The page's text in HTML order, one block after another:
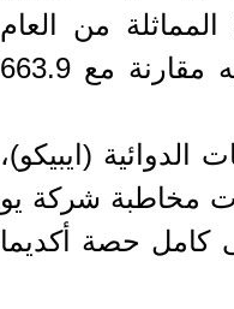
الفترة المماثلة من العام
الماضي، وبلغ صافي أرباح الفترة 5.7 مليون جنيه مقارنة مع 663.9
(ايبيكو)،
مخاطبة شركة يو
كامل حصة أكديما